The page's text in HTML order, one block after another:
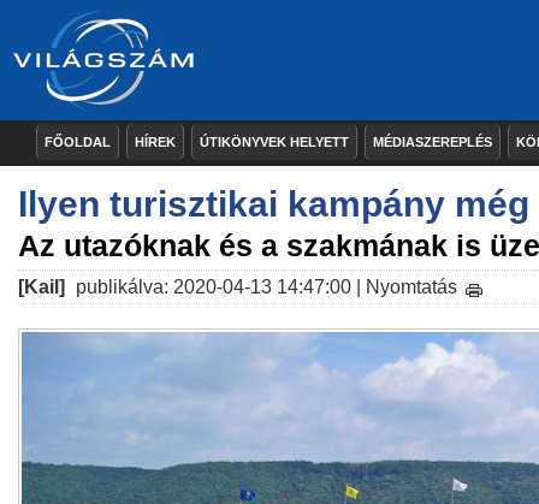
FŐOLDAL HÍREK ÚTIKÖNYVEK HELYETT MÉDIASZEREPLÉS
Ilyen turisztikai kampány
Az utazóknak és a szakmának is
[Kail] publikálva: 2020-04-13 14:47:00 | Nyomtatás